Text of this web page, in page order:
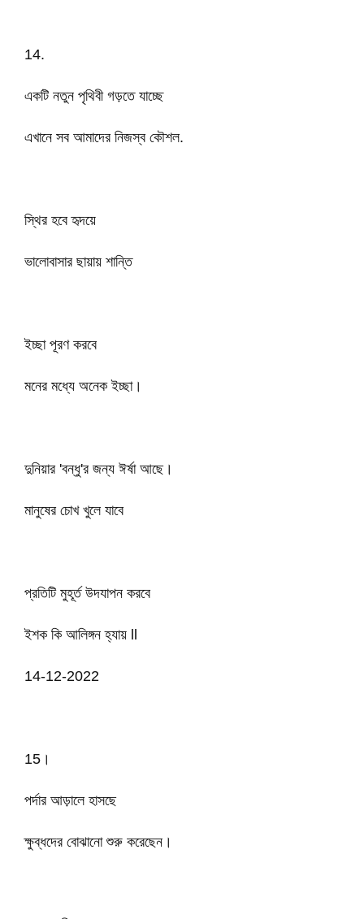
14.
একটি নতুন পৃথিবী গড়তে যাচ্ছে
এখানে সব আমাদের নিজস্ব কৌশল.
স্থির হবে হৃদয়ে
ভালোবাসার ছায়ায় শান্তি
ইচ্ছা পূরণ করবে
মনের মধ্যে অনেক ইচ্ছা।
দুনিয়ার 'বন্ধু'র জন্য ঈর্ষা আছে।
মানুষের চোখ খুলে যাবে
প্রতিটি মুহূর্ত উদযাপন করবে
ইশক কি আলিঙ্গন হ্যায় ll
14-12-2022
15।
পর্দার আড়ালে হাসছে
ক্ষুব্ধদের বোঝানো শুরু করেছেন।